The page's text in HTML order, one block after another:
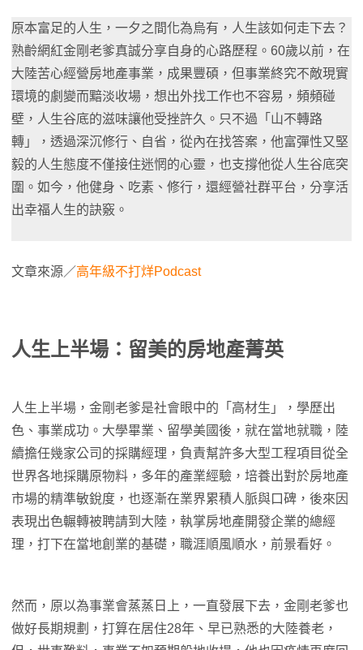
原本富足的人生，一夕之間化為烏有，人生該如何走下去？
熟齡網紅金剛老爹真誠分享自身的心路歷程。60歲以前，在
大陸苦心經營房地產事業，成果豐碩，但事業終究不敵現實
環境的劇變而黯淡收場，想出外找工作也不容易，頻頻碰
壁，人生谷底的滋味讓他受挫許久。只不過「山不轉路
轉」，透過深沉修行、自省，從內在找答案，他富彈性又堅
毅的人生態度不僅接住迷惘的心靈，也支撐他從人生谷底突
圍。如今，他健身、吃素、修行，還經營社群平台，分享活
出幸福人生的訣竅。
文章來源／高年級不打烊Podcast
人生上半場：留美的房地產菁英
人生上半場，金剛老爹是社會眼中的「高材生」，學歷出
色、事業成功。大學畢業、留學美國後，就在當地就職，陸
續擔任幾家公司的採購經理，負責幫許多大型工程項目從全
世界各地採購原物料，多年的產業經驗，培養出對於房地產
市場的精準敏銳度，也逐漸在業界累積人脈與口碑，後來因
表現出色輾轉被聘請到大陸，執掌房地產開發企業的總經
理，打下在當地創業的基礎，職涯順風順水，前景看好。
然而，原以為事業會蒸蒸日上，一直發展下去，金剛老爹也
做好長期規劃，打算在居住28年、早已熟悉的大陸養老，